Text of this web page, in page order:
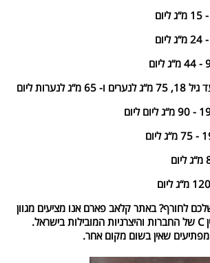
לנערות ליום
לחורף? באתר קלאב פארם אנו מציעים מגוון
של תוספי תזונה וויטמין C של החברות והיצרניות המובילות בישראל.
מפתיעים שאין בשום מקום אחר.